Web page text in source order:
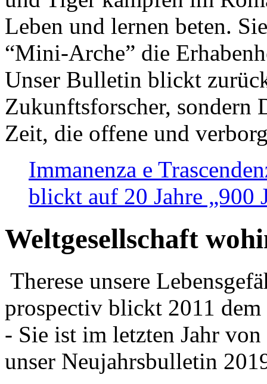
Leben und lernen beten.
“Mini-Arche” die
Unser Bulletin blickt
Zukunftsforscher, sondern
Zeit, die offene und
Immanenza e
blickt auf 20 Jahre „900
Weltgesellschaft
Therese unsere
prospectiv blickt 2011
- Sie ist im letzten Jahr
unser Neujahrsbulletin